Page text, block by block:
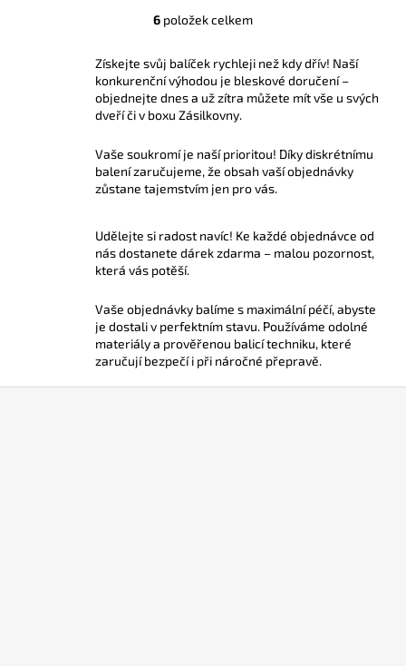
O
l
á
d
c
p
k
ý
p
i
s
u
6 položek celkem
Získejte svůj balíček rychleji než kdy dřív! Naší
konkurenční výhodou je bleskové doručení –
objednejte dnes a už zítra můžete mít vše u svých
dveří či v boxu Zásilkovny.
Vaše soukromí je naší prioritou! Díky diskrétnímu
balení zaručujeme, že obsah vaší objednávky
zůstane tajemstvím jen pro vás.
Udělejte si radost navíc! Ke každé objednávce od
nás dostanete dárek zdarma – malou pozornost,
která vás potěší.
Vaše objednávky balíme s maximální péčí, abyste
je dostali v perfektním stavu. Používáme odolné
materiály a prověřenou balicí techniku, které
zaručují bezpečí i při náročné přepravě.